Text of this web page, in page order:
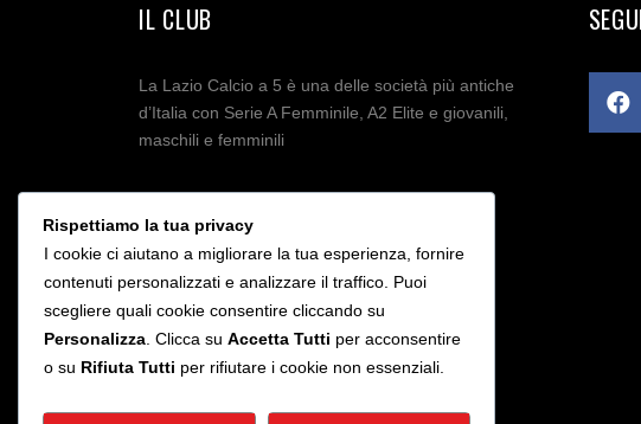
IL CLUB
La Lazio Calcio a 5 è una delle società più antiche
d’Italia con Serie A Femminile, A2 Elite e giovanili,
maschili e femminili
Rispettiamo la tua privacy
I cookie ci aiutano a migliorare la tua esperienza, fornire
contenuti personalizzati e analizzare il traffico. Puoi
scegliere quali cookie consentire cliccando su
Personalizza . Clicca su Accetta Tutti per acconsentire
o su Rifiuta Tutti per rifiutare i cookie non essenziali.